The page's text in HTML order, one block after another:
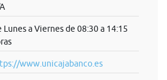
Lunes a Viernes de 08:30 a 14:15
www.unicajabanco.es